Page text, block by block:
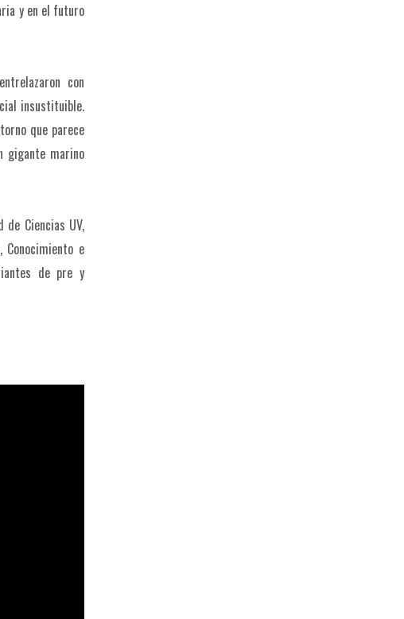
y en el futuro
con
insustituible.
que parece
gigante marino
Ciencias UV,
Conocimiento e
de pre y